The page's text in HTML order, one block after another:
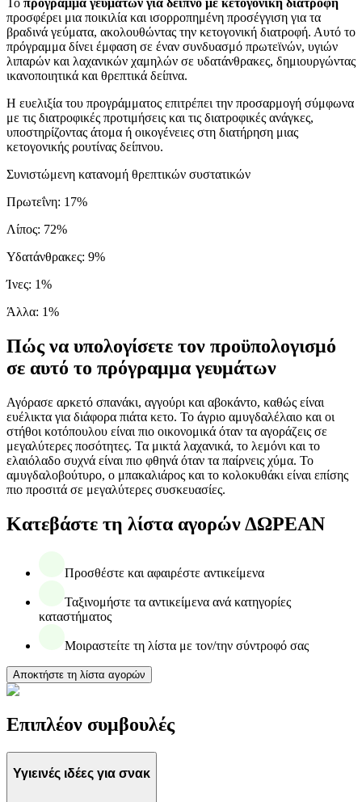
Το πρόγραμμα γευμάτων για δείπνο με κετογονική διατροφή
προσφέρει μια ποικιλία και ισορροπημένη προσέγγιση για τα
βραδινά γεύματα, ακολουθώντας την κετογονική διατροφή. Αυτό το
πρόγραμμα δίνει έμφαση σε έναν συνδυασμό πρωτεϊνών, υγιών
λιπαρών και λαχανικών χαμηλών σε υδατάνθρακες, δημιουργώντας
ικανοποιητικά και θρεπτικά δείπνα.
Η ευελιξία του προγράμματος επιτρέπει την προσαρμογή σύμφωνα
με τις διατροφικές προτιμήσεις και τις διατροφικές ανάγκες,
υποστηρίζοντας άτομα ή οικογένειες στη διατήρηση μιας
κετογονικής ρουτίνας δείπνου.
Συνιστώμενη κατανομή θρεπτικών συστατικών
Πρωτεΐνη: 17%
Λίπος: 72%
Υδατάνθρακες: 9%
Ίνες: 1%
Άλλα: 1%
Πώς να υπολογίσετε τον προϋπολογισμό
σε αυτό το πρόγραμμα γευμάτων
Αγόρασε αρκετό σπανάκι, αγγούρι και αβοκάντο, καθώς είναι
ευέλικτα για διάφορα πιάτα κετο. Το άγριο αμυγδαλέλαιο και οι
στήθοι κοτόπουλου είναι πιο οικονομικά όταν τα αγοράζεις σε
μεγαλύτερες ποσότητες. Τα μικτά λαχανικά, το λεμόνι και το
ελαιόλαδο συχνά είναι πιο φθηνά όταν τα παίρνεις χύμα. Το
αμυγδαλοβούτυρο, ο μπακαλιάρος και το κολοκυθάκι είναι επίσης
πιο προσιτά σε μεγαλύτερες συσκευασίες.
Κατεβάστε τη λίστα αγορών ΔΩΡΕΑΝ
Προσθέστε και αφαιρέστε αντικείμενα
Ταξινομήστε τα αντικείμενα ανά κατηγορίες
καταστήματος
Μοιραστείτε τη λίστα με τον/την σύντροφό σας
Αποκτήστε τη λίστα αγορών
Επιπλέον συμβουλές
Υγιεινές ιδέες για σνακ